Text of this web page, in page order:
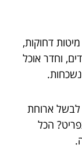
דחוקות,
וחדר אוכל
ארוחת
הכל